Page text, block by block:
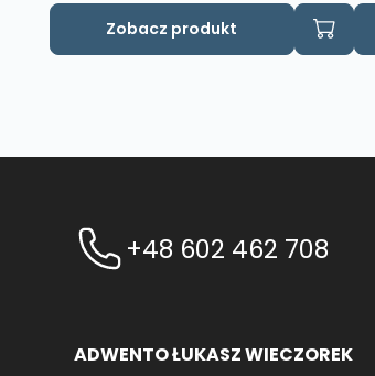
Zobacz produkt
+48 602 462 708
ADWENTO ŁUKASZ WIECZOREK